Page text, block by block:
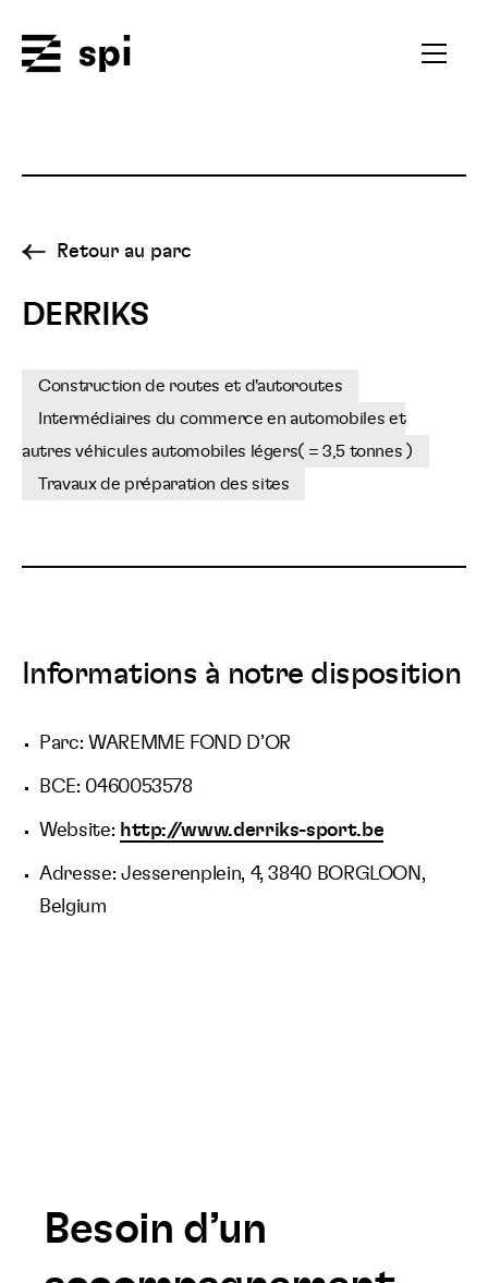
Ouvrir
Retour au parc
DERRIKS
Construction de routes et d'autoroutes
Intermédiaires du commerce en automobiles et
autres véhicules automobiles légers( = 3,5 tonnes )
Travaux de préparation des sites
Informations à notre disposition
Parc: WAREMME FOND D’OR
BCE: 0460053578
Website: http://www.derriks-sport.be
Adresse: Jesserenplein, 4, 3840 BORGLOON,
Belgium
Besoin d’un